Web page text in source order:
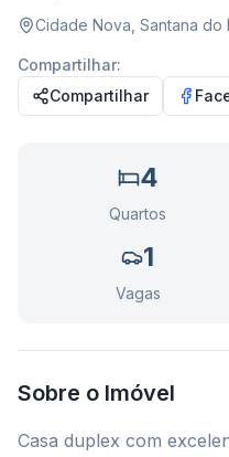
Cidade Nova Santana do
Compartilhar:
Compartilhar
4
Quartos
1
Vagas
Sobre o Imóvel
Casa duplex com